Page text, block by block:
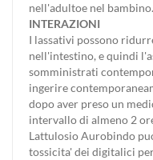
nell'adultoe nel bambino.
INTERAZIONI
I lassativi possono
nell'intestino, e quindi
somministrati
ingerire
dopo aver preso un
intervallo di almeno 2
Lattulosio Aurobindo
tossicita' dei digitalici